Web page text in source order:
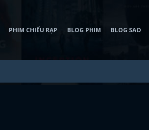
PHIM CHIẾU RẠP BLOG PHIM BLOG SAO